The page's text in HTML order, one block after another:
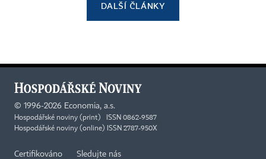
DALŠÍ ČLÁNKY
© 1996-2026 Economia, a.s.
Hospodářské noviny (print) ISSN 0862-9587
Hospodářské noviny (online) ISSN 2787-950X
Certifikováno Sledujte nás